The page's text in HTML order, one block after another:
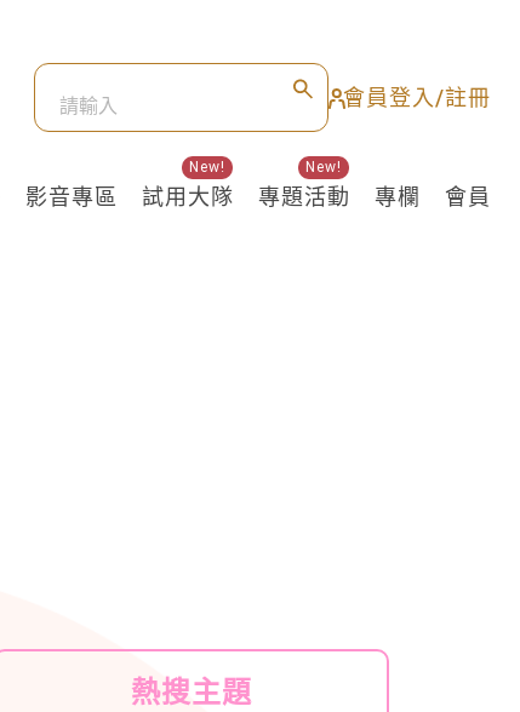
會員登入/註冊
影音專區 試用大隊
New!
專題活動
New!
專欄 會員
熱搜主題